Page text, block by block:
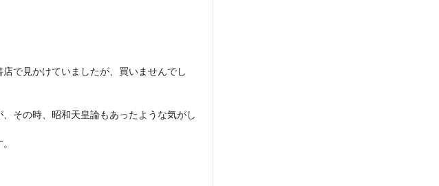
で見かけていましたが、買いませんでし
その時、昭和天皇論もあったような気がし